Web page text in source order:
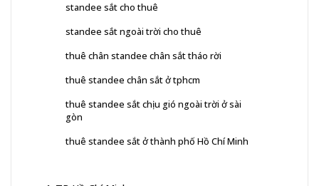
standee sắt cho thuê
standee sắt ngoài trời cho thuê
thuê chân standee chân sắt tháo rời
thuê standee chân sắt ở tphcm
thuê standee sắt chịu gió ngoài trời ở sài
gòn
thuê standee sắt ở thành phố Hồ Chí Minh